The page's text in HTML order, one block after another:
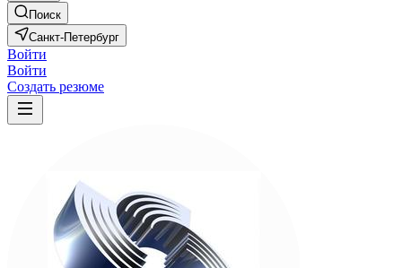
Поиск
Санкт-Петербург
Войти
Войти
Создать резюме